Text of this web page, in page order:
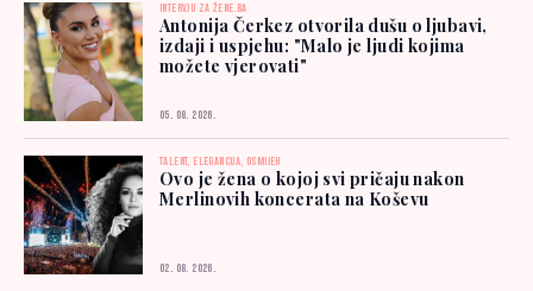
INTERVJU ZA ŽENE.BA
Antonija Čerkez otvorila dušu o ljubavi,
izdaji i uspjehu: "Malo je ljudi kojima
možete vjerovati"
05. 08. 2026.
TALENT, ELEGANCIJA, OSMIJEH
Ovo je žena o kojoj svi pričaju nakon
Merlinovih koncerata na Koševu
02. 08. 2026.